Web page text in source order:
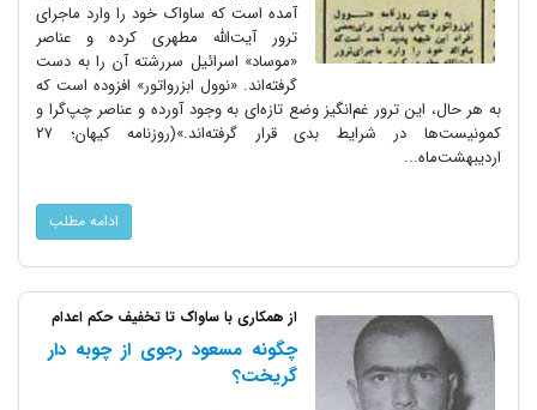
آمده است که ساواک خود را وارد ماجرای
ترور آیت‌الله مطهری کرده و عناصر
«موساد» اسرائیل سررشته آن را به دست
گرفته‌اند. «نوول ابزرواتور» افزوده است که
به هر حال، این ترور غم‌انگیز وضع تازه‌ای به وجود آورده و عناصر چپ‌گرا و
اردیبهشت‌ماه...
ادامه مطلب
از همکاری با ساواک تا تخفیف حکم اعدام
چگونه مسعود رجوی از چوبه دار
گریخت؟